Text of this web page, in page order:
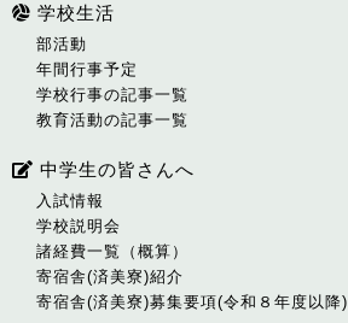
学校生活
部活動
年間行事予定
学校行事の記事一覧
教育活動の記事一覧
中学生の皆さんへ
入試情報
学校説明会
諸経費一覧（概算）
寄宿舎(済美寮)紹介
寄宿舎(済美寮)募集要項(令和８年度以降)